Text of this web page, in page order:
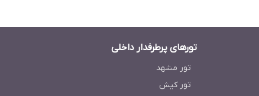
تورهای پرطرفدار داخلی
تور مشهد
تور کیش